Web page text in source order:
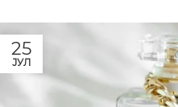
25
ЈУЛ